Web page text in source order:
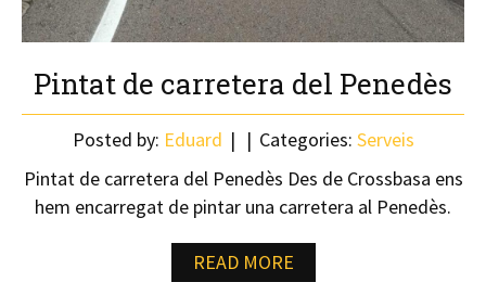
Pintat de carretera del Penedès
Posted by: Eduard Categories: Serveis
Pintat de carretera del Penedès Des de Crossbasa ens
hem encarregat de pintar una carretera al Penedès.
READ MORE